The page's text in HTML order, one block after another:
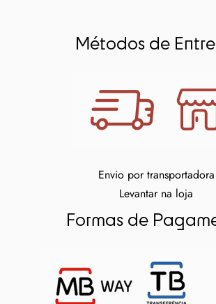
Métodos de
Envio por transportadora
Levantar na loja
Formas de